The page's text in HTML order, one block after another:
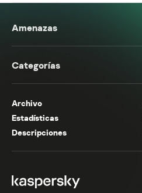
Amenazas
Categorías
Archivo
Estadísticas
Descripciones